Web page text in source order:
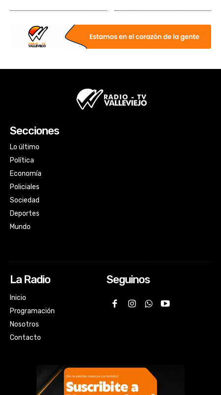
Secciones
Lo último
Política
Economía
Policiales
Sociedad
Deportes
Mundo
La Radio
Inicio
Programación
Nosotros
Contacto
Seguinos